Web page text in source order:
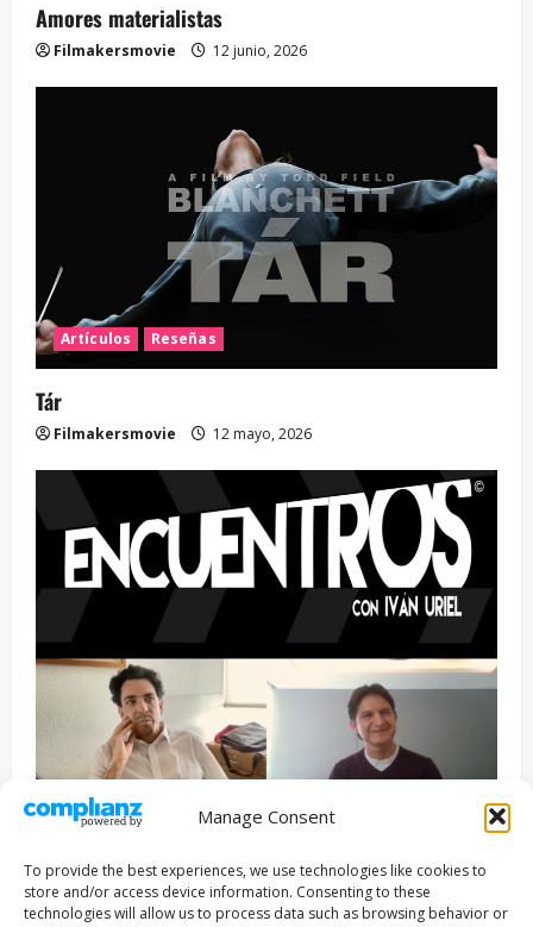
Manage Consent
To provide the best experiences, we use technologies like cookies to
store and/or access device information. Consenting to these
technologies will allow us to process data such as browsing behavior or
Amores materialistas
Filmakersmovie 12 junio, 2026
Artículos Reseñas
Tár
Filmakersmovie 12 mayo, 2026
Entrevista Series
ENCUENTROS CON IVÁN URIEL T3E22: JUAN PATRICIO
RIVEROLL